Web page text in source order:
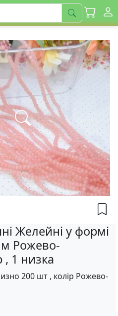
Желейні у формі
Рожево-
, 1 низка
200 шт , колір Рожево-